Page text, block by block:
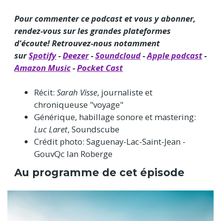
Pour commenter ce podcast et vous y abonner,
rendez-vous sur les grandes plateformes
d'écoute! Retrouvez-nous notamment
surSpotify-Deezer-Soundcloud-Apple podcast-
Amazon Music-Pocket Cast
Récit: Sarah Visse, journaliste et
chroniqueuse "voyage"
Générique, habillage sonore et mastering:
Luc Laret, Soundscube
Crédit photo: Saguenay-Lac-Saint-Jean -
GouvQc Ian Roberge
Au programme de cet épisode